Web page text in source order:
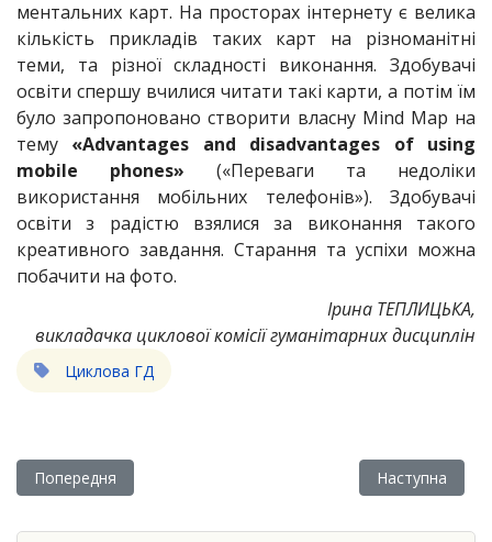
ментальних карт. На просторах інтернету є велика
кількість прикладів таких карт на різноманітні
теми, та різної складності виконання. Здобувачі
освіти спершу вчилися читати такі карти, а потім їм
було запропоновано створити власну Mind Map на
тему «Advantages and disadvantages of using
mobile phones» («Переваги та недоліки
використання мобільних телефонів»). Здобувачі
освіти з радістю взялися за виконання такого
креативного завдання. Старання та успіхи можна
побачити на фото.
Ірина ТЕПЛИЦЬКА,
викладачка циклової комісії гуманітарних дисциплін
Циклова ГД
Попередня стаття: ОСВІТНЯ РОБОТОТЕХНІКА, ЯК
Попередня Наступна
Наступна